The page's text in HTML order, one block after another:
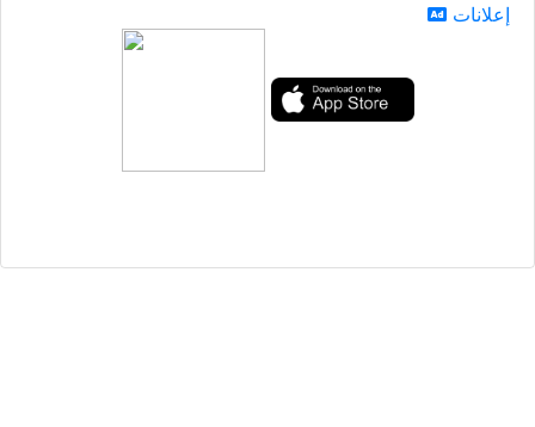
إعلانات